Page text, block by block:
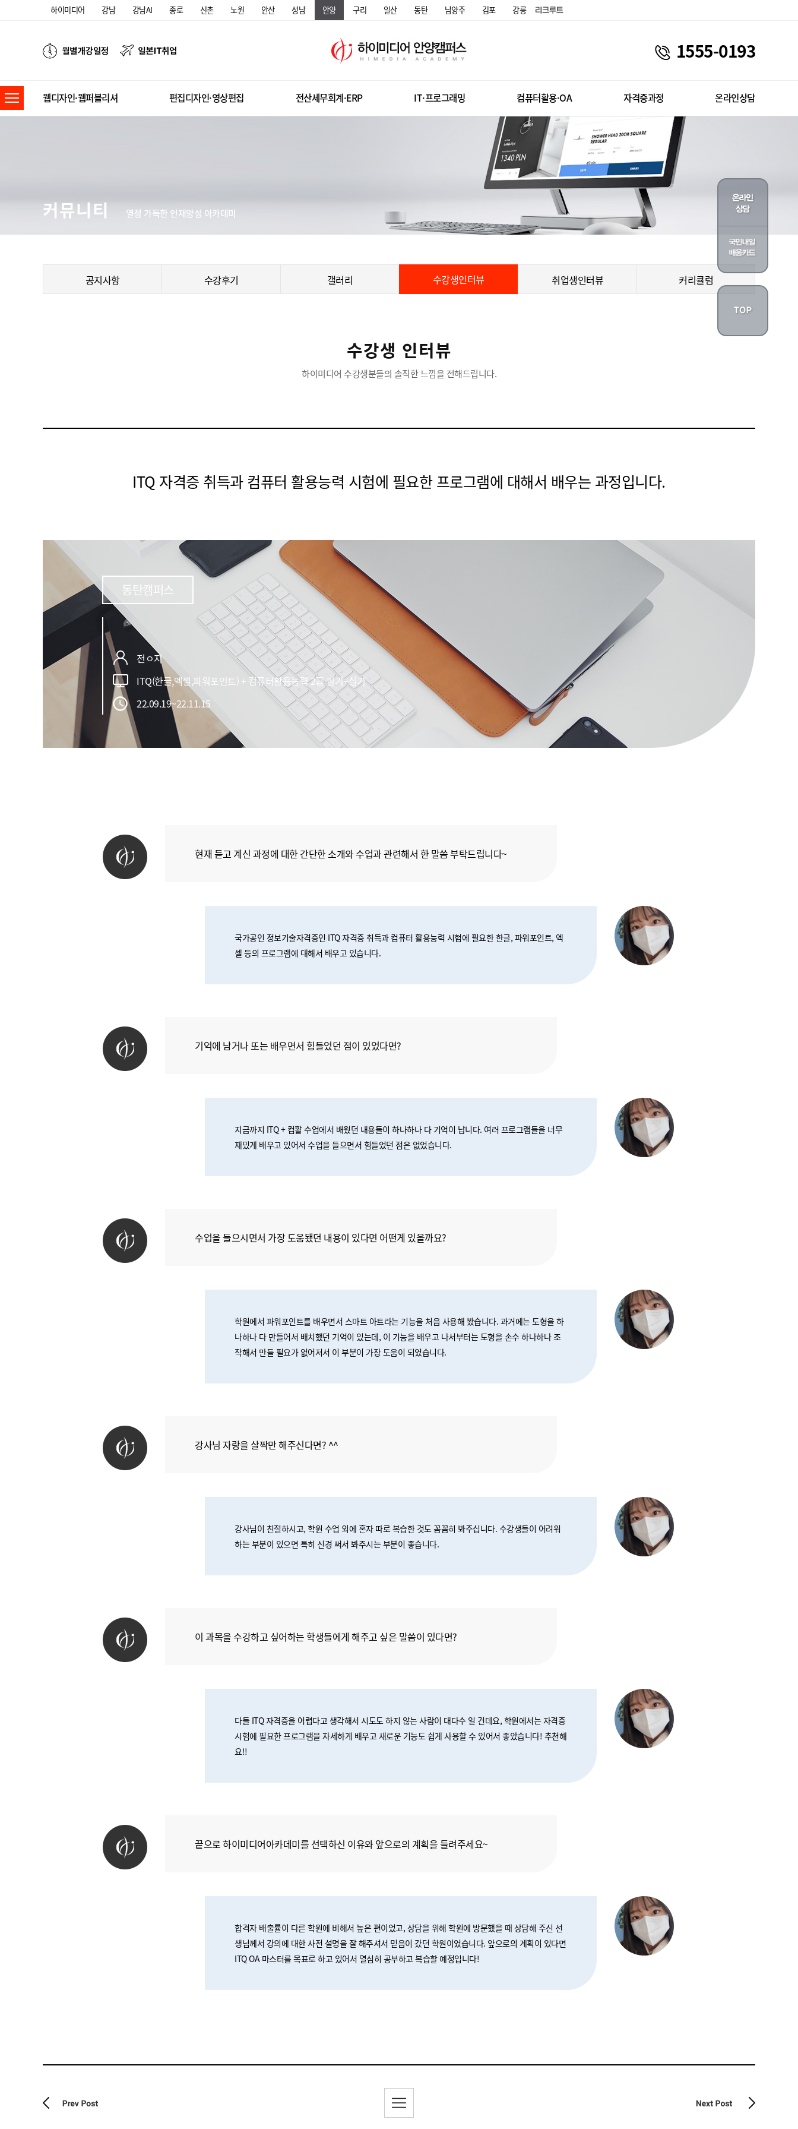
하이미디어 강남 강남AI 종로 신촌 노원 안산 성남 안양 구리 일산 동탄 남양주 김포 강릉
1555-0193
웹디자인·웹퍼블리셔 편집디자인·영상편집 전산세무회계·ERP IT·프로그래밍 컴퓨터활용·OA 자격증과정 온라인상담
커뮤니티 열정 가득한 인재양성 아카데미
공지사항 수강후기 갤러리 수강생인터뷰 취업생인터뷰 커리큘럼
수강생 인터뷰
하이미디어 수강생분들의 솔직한 느낌을 전해드립니다.
ITQ 자격증 취득과 컴퓨터 활용능력 시험에 필요한 프로그램에 대해서 배우는 과정입니다.
동탄캠퍼스
전ㅇ지
ITQ(한글,엑셀,파워포인트) + 컴퓨터활용능력 2급 필기+실기
22.09.19~22.11.15
현재 듣고 계신 과정에 대한 간단한 소개와 수업과 관련해서 한 말씀 부탁드립니다~
국가공인 정보기술자격증인 ITQ 자격증 취득과 컴퓨터 활용능력 시험에 필요한 한글, 파워포인트, 엑
셀 등의 프로그램에 대해서 배우고 있습니다.
기억에 남거나 또는 배우면서 힘들었던 점이 있었다면?
지금까지 ITQ + 컴활 수업에서 배웠던 내용들이 하나하나 다 기억이 납니다. 여러 프로그램들을 너무
재밌게 배우고 있어서 수업을 들으면서 힘들었던 점은 없었습니다.
수업을 들으시면서 가장 도움됐던 내용이 있다면 어떤게 있을까요?
학원에서 파워포인트를 배우면서 스마트 아트라는 기능을 처음 사용해 봤습니다. 과거에는 도형을 하
나하나 다 만들어서 배치했던 기억이 있는데, 이 기능을 배우고 나서부터는 도형을 손수 하나하나 조
작해서 만들 필요가 없어져서 이 부분이 가장 도움이 되었습니다.
강사님 자랑을 살짝만 해주신다면? ^^
강사님이 친절하시고, 학원 수업 외에 혼자 따로 복습한 것도 꼼꼼히 봐주십니다. 수강생들이 어려워
하는 부분이 있으면 특히 신경 써서 봐주시는 부분이 좋습니다.
이 과목을 수강하고 싶어하는 학생들에게 해주고 싶은 말씀이 있다면?
다들 ITQ 자격증을 어렵다고 생각해서 시도도 하지 않는 사람이 대다수 일 건데요, 학원에서는 자격증
시험에 필요한 프로그램을 자세하게 배우고 새로운 기능도 쉽게 사용할 수 있어서 좋았습니다! 추천해
요!!
끝으로 하이미디어아카데미를 선택하신 이유와 앞으로의 계획을 들려주세요~
합격자 배출률이 다른 학원에 비해서 높은 편이었고, 상담을 위해 학원에 방문했을 때 상담해 주신 선
생님께서 강의에 대한 사전 설명을 잘 해주셔서 믿음이 갔던 학원이었습니다. 앞으로의 계획이 있다면
ITQ OA 마스터를 목표로 하고 있어서 열심히 공부하고 복습할 예정입니다!